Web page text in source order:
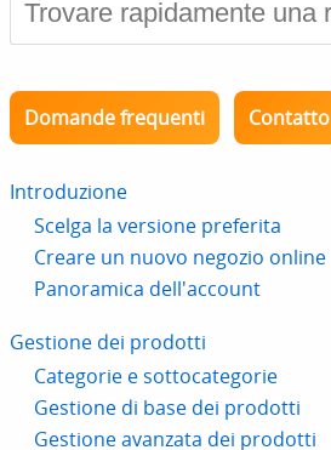
Domande frequenti Contatto
Introduzione
Scelga la versione preferita
Creare un nuovo negozio online
Panoramica dell'account
Gestione dei prodotti
Categorie e sottocategorie
Gestione di base dei prodotti
Gestione avanzata dei prodotti